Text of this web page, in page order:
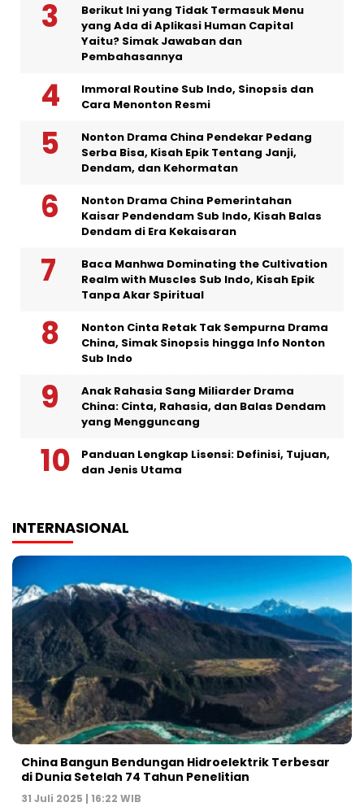
Berikut Ini yang Tidak Termasuk Menu
yang Ada di Aplikasi Human Capital
Yaitu? Simak Jawaban dan
Pembahasannya
Immoral Routine Sub Indo, Sinopsis dan
Cara Menonton Resmi
Nonton Drama China Pendekar Pedang
Serba Bisa, Kisah Epik Tentang Janji,
Dendam, dan Kehormatan
Nonton Drama China Pemerintahan
Kaisar Pendendam Sub Indo, Kisah Balas
Dendam di Era Kekaisaran
Baca Manhwa Dominating the Cultivation
Realm with Muscles Sub Indo, Kisah Epik
Tanpa Akar Spiritual
Nonton Cinta Retak Tak Sempurna Drama
China, Simak Sinopsis hingga Info Nonton
Sub Indo
Anak Rahasia Sang Miliarder Drama
China: Cinta, Rahasia, dan Balas Dendam
yang Mengguncang
Panduan Lengkap Lisensi: Definisi, Tujuan,
dan Jenis Utama
INTERNASIONAL
China Bangun Bendungan Hidroelektrik Terbesar
di Dunia Setelah 74 Tahun Penelitian
31 Juli 2025 | 16:22 WIB